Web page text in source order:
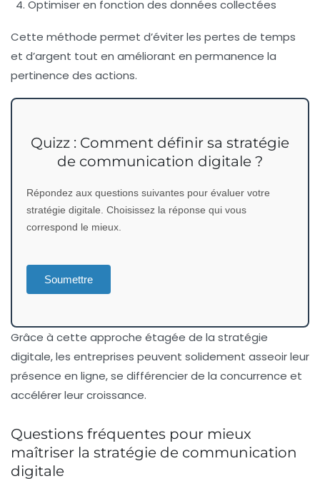
Optimiser en fonction des données collectées
Cette méthode permet d’éviter les pertes de temps
et d’argent tout en améliorant en permanence la
pertinence des actions.
Quizz : Comment définir sa stratégie
de communication digitale ?
Répondez aux questions suivantes pour évaluer votre
stratégie digitale. Choisissez la réponse qui vous
correspond le mieux.
Soumettre
Grâce à cette approche étagée de la stratégie
digitale, les entreprises peuvent solidement asseoir leur
présence en ligne, se différencier de la concurrence et
accélérer leur croissance.
Questions fréquentes pour mieux
maîtriser la stratégie de communication
digitale